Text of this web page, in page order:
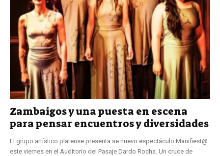
Zambaigos y una puesta en escena
para pensar encuentros y diversidades
El grupo artístico platense presenta se nuevo espectáculo Manifiest@
este viernes en el Auditorio del Pasaje Dardo Rocha. Un cruce de